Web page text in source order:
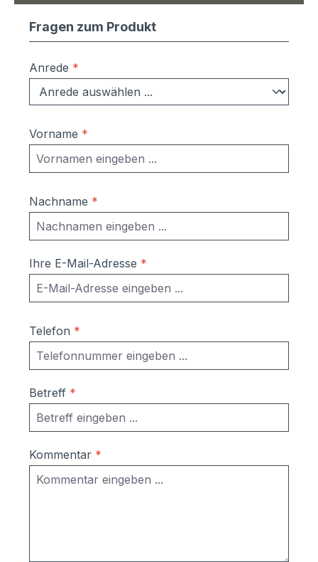
Fragen zum Produkt
Anrede *
Vorname *
Nachname *
Ihre E-Mail-Adresse *
Telefon *
Betreff *
Kommentar *